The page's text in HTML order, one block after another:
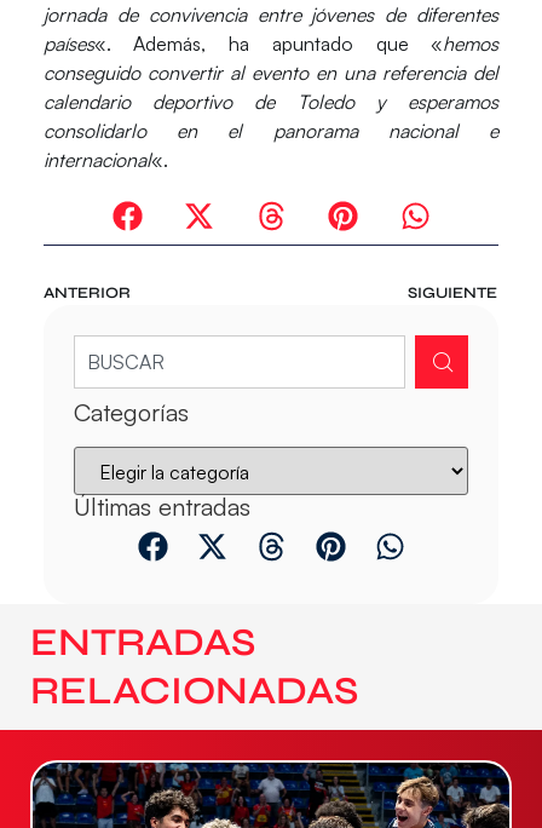
jornada de convivencia entre jóvenes de diferentes
países«. Además, ha apuntado que «hemos
conseguido convertir al evento en una referencia del
calendario deportivo de Toledo y esperamos
consolidarlo en el panorama nacional e
internacional«.
ANTERIOR SIGUIENTE
Categorías
Últimas entradas
ENTRADAS
RELACIONADAS